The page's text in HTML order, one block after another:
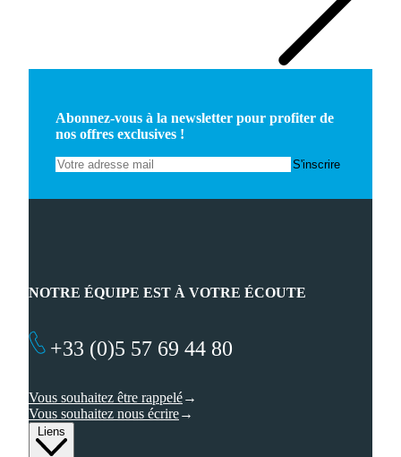
Abonnez-vous à la newsletter pour profiter de
nos offres exclusives !
Liens
NOTRE ÉQUIPE EST À VOTRE ÉCOUTE
+33 (0)5 57 69 44 80
Vous souhaitez être rappelé
Vous souhaitez nous écrire